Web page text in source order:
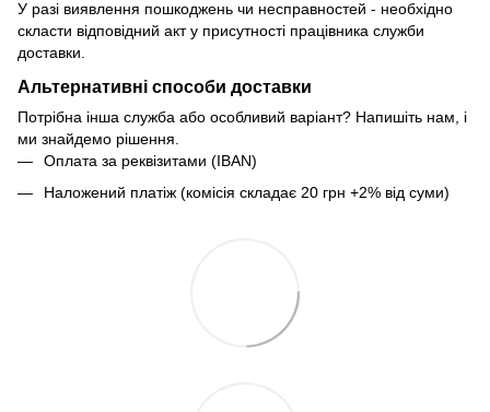
У разі виявлення пошкоджень чи несправностей - необхідно
скласти відповідний акт у присутності працівника служби
доставки.
Альтернативні способи доставки
Потрібна інша служба або особливий варіант? Напишіть нам, і
ми знайдемо рішення.
Оплата за реквізитами (IBAN)
Наложений платіж (комісія складає 20 грн +2% від суми)